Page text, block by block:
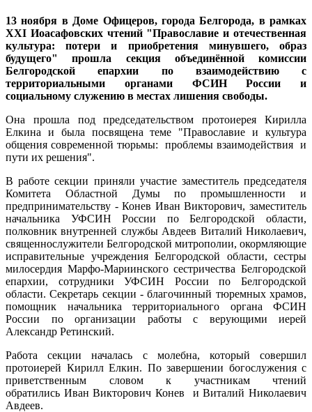
13 ноября в Доме Офицеров, города Белгорода, в рамках
XXI Иоасафовских чтений "Православие и отечественная
культура: потери и приобретения минувшего, образ
будущего" прошла секция объединённой комиссии
Белгородской епархии по взаимодействию с
территориальными органами ФСИН России и
социальному служению в местах лишения свободы.
Она прошла под председательством протоиерея Кирилла
Елкина и была посвящена теме "Православие и культура
общения современной тюрьмы: проблемы взаимодействия и
пути их решения".
В работе секции приняли участие заместитель председателя
Комитета Областной Думы по промышленности и
предпринимательству - Конев Иван Викторович, заместитель
начальника УФСИН России по Белгородской области,
полковник внутренней службы Авдеев Виталий Николаевич,
священнослужители Белгородской митрополии, окормляющие
исправительные учреждения Белгородской области, сестры
милосердия Марфо-Мариинского сестричества Белгородской
епархии, сотрудники УФСИН России по Белгородской
области. Секретарь секции - благочинный тюремных храмов,
помощник начальника территориального органа ФСИН
России по организации работы с верующими иерей
Александр Ретинский.
Работа секции началась с молебна, который совершил
протоиерей Кирилл Елкин. По завершении богослужения с
приветственным словом к участникам чтений
обратились Иван Викторович Конев и Виталий Николаевич
Авдеев.